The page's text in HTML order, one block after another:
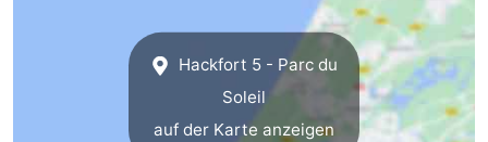
Hackfort 5 - Parc du
Soleil
auf der Karte anzeigen